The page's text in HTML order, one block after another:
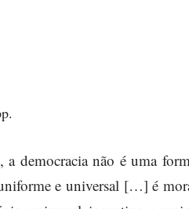
a democracia não é uma
e universal […] é